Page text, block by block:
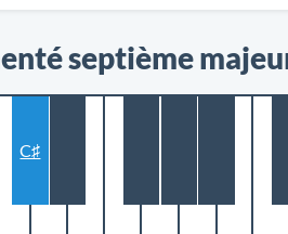
septième
C♯